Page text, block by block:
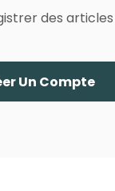
des
Un Compte